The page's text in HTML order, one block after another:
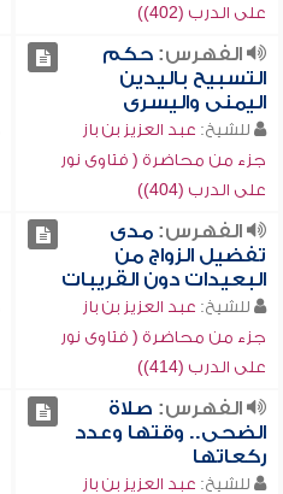
على الدرب (402))
الفهرس:حكم
التسبيح باليدين
اليمنى واليسرى
للشيخ: عبد العزيز بن باز
جزء من محاضرة ( فتاوى نور
على الدرب (404))
الفهرس:مدى
تفضيل الزواج من
البعيدات دون القريبات
للشيخ: عبد العزيز بن باز
جزء من محاضرة ( فتاوى نور
على الدرب (414))
الفهرس: صلاة
الضحى.. وقتها وعدد
ركعاتها
للشيخ: عبد العزيز بن باز